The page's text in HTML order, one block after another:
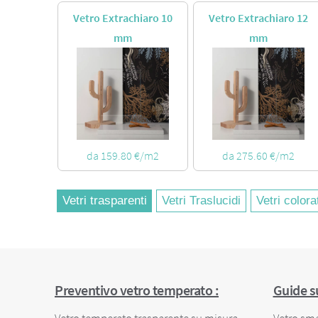
Vetro Extrachiaro 10
mm
da 159.80 €/m2
Vetro Extrachiaro 12
mm
da 275.60 €/m2
Vetri trasparenti Vetri Traslucidi Vetri
Preventivo vetro temperato : Guide